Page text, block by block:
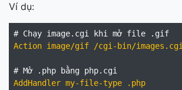
Ví dụ:
Action image/gif /cgi-bin/images.cgi
AddHandler my-file-type .php